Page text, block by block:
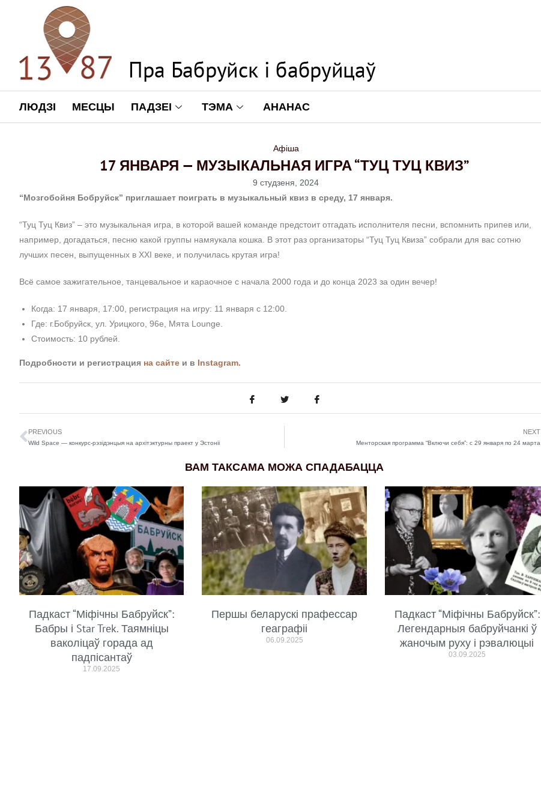
ЛЮДЗІ МЕСЦЫ ПАДЗЕІ ТЭМА АНАНАС
Афіша
17 ЯНВАРЯ — МУЗЫКАЛЬНАЯ ИГРА “ТУЦ ТУЦ КВИЗ”
9 студзеня, 2024
“Мозгобойня Бобруйск” приглашает поиграть в музыкальный квиз в среду, 17 января.
“Туц Туц Квиз” – это музыкальная игра, в которой вашей команде предстоит отгадать исполнителя песни, вспомнить припев или,
например, догадаться, песню какой группы намяукала кошка. В этот раз организаторы “Туц Туц Квиза” собрали для вас сотню
лучших песен, выпущенных в XXI веке, и получилась крутая игра!
Всё самое зажигательное, танцевальное и караочное с начала 2000 года и до конца 2023 за один вечер!
Когда: 17 января, 17:00, регистрация на игру: 11 января с 12:00.
Где: г.Бобруйск, ул. Урицкого, 96е, Мята Lounge.
Стоимость: 10 рублей.
Подробности и регистрация на сайте и в Instagram.
PREVIOUS
Wild Space — конкурс-рэзідэнцыя на архітэктурны праект у Эстоніі
NEXT
Менторская программа “Включи себя”: с 29 января по 24 марта
ВАМ ТАКСАМА МОЖА СПАДАБАЦЦА
Падкаст “Міфічны Бабруйск”:
Бабры і Star Trek. Таямніцы
ваколіцаў горада ад
падпісантаў
17.09.2025
Першы беларускі прафессар
геаграфіі
06.09.2025
Падкаст “Міфічны Бабруйск”:
Легендарныя бабруйчанкі ў
жаночым руху і рэвалюцыі
03.09.2025